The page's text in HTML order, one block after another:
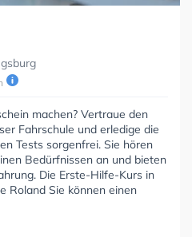
machen? Vertraue den
Fahrschule und erledige die
Tests sorgenfrei. Sie hören
Bedürfnissen an und bieten
Die Erste-Hilfe-Kurs in
Roland Sie können einen